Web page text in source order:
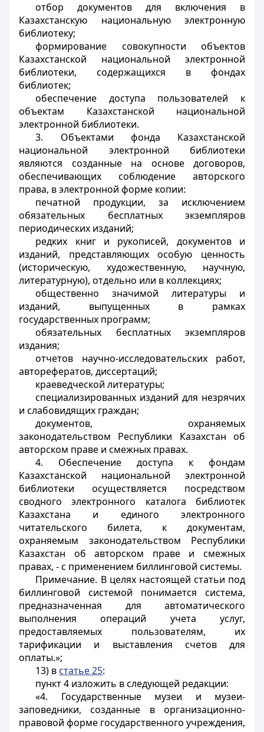
отбор документов для включения в
Казахстанскую национальную электронную
библиотеку;
формирование совокупности объектов
Казахстанской национальной электронной
библиотеки, содержащихся в фондах
библиотек;
обеспечение доступа пользователей к
объектам Казахстанской национальной
электронной библиотеки.
3. Объектами фонда Казахстанской
национальной электронной библиотеки
являются созданные на основе договоров,
обеспечивающих соблюдение авторского
права, в электронной форме копии:
печатной продукции, за исключением
обязательных бесплатных экземпляров
периодических изданий;
редких книг и рукописей, документов и
изданий, представляющих особую ценность
(историческую, художественную, научную,
литературную), отдельно или в коллекциях;
общественно значимой литературы и
изданий, выпущенных в рамках
государственных программ;
обязательных бесплатных экземпляров
издания;
отчетов научно-исследовательских работ,
авторефератов, диссертаций;
краеведческой литературы;
специализированных изданий для незрячих
и слабовидящих граждан;
документов, охраняемых
законодательством Республики Казахстан об
авторском праве и смежных правах.
4. Обеспечение доступа к фондам
Казахстанской национальной электронной
библиотеки осуществляется посредством
сводного электронного каталога библиотек
Казахстана и единого электронного
читательского билета, к документам,
охраняемым законодательством Республики
Казахстан об авторском праве и смежных
правах, - с применением биллинговой системы.
Примечание. В целях настоящей статьи под
биллинговой системой понимается система,
предназначенная для автоматического
выполнения операций учета услуг,
предоставляемых пользователям, их
тарификации и выставления счетов для
оплаты.»;
13) в статье 25:
пункт 4 изложить в следующей редакции:
«4. Государственные музеи и музеи-
заповедники, созданные в организационно-
правовой форме государственного учреждения,